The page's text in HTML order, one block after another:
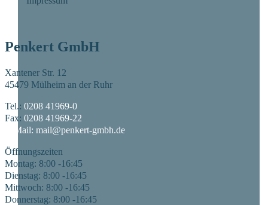
Penkert GmbH
Xantener Str. 12
45479 Mülheim an der Ruhr
Tel.: 0208 41969-0
Fax: 0208 41969-22
E-Mail: mail@penkert-gmbh.de
Öffnungszeiten
Montag: 8:00 -16:45
Dienstag: 8:00 -16:45
Mittwoch: 8:00 -16:45
Donnerstag: 8:00 -16:45